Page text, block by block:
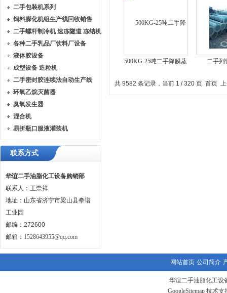
二手包装机系列
饲料膨化机组生产线回收销售
二手螺杆制冷机 速冻隧道 冻结机
各种二手乳品厂饮料厂设备
液体胶设备
成型设备 造粒机
二手密封胶连续法自动生产线
环氧乙烷灭菌器
臭氧发生器
混合机
易折瓶口服液灌装机
联系方式
华谊二手油脂化工设备购销部
联系人：王崇祥
地址：山东省济宁市梁山县拳谱
工业园
邮编：272600
邮箱： 1528643955@qq.com
500KG-25吨二手降膜蒸
二手列
共 9582 条记录，当前 1 / 320 页 首页
网站首页 公司简介
华谊二手油脂化工设
GoogleSitemap 技术支